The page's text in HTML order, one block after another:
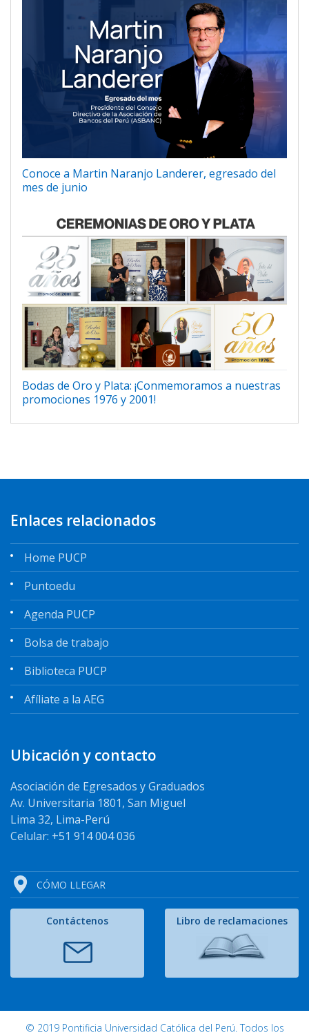
Conoce a Martin Naranjo Landerer, egresado del
mes de junio
Bodas de Oro y Plata: ¡Conmemoramos a nuestras
promociones 1976 y 2001!
Enlaces relacionados
Home PUCP
Puntoedu
Agenda PUCP
Bolsa de trabajo
Biblioteca PUCP
Afíliate a la AEG
Ubicación y contacto
Asociación de Egresados y Graduados
Av. Universitaria 1801, San Miguel
Lima 32, Lima-Perú
Celular: +51 914 004 036
CÓMO LLEGAR
Contáctenos Libro de reclamaciones
© 2019 Pontificia Universidad Católica del Perú. Todos los